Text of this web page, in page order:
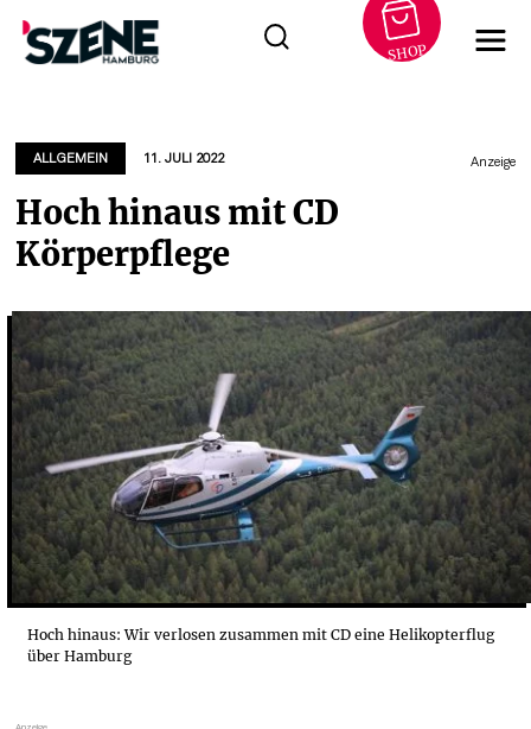
springen
SHOP
ALLGEMEIN 11. JULI 2022 Anzeige
Hoch hinaus mit CD
Körperpflege
Hoch hinaus: Wir verlosen zusammen mit CD eine Helikopterflug
über Hamburg